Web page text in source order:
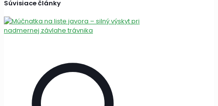
Súvisiace články